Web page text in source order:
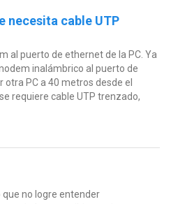
necesita cable UTP
al puerto de ethernet de la PC. Ya
inalámbrico al puerto de
PC a 40 metros desde el
requiere cable UTP trenzado,
que no logre entender